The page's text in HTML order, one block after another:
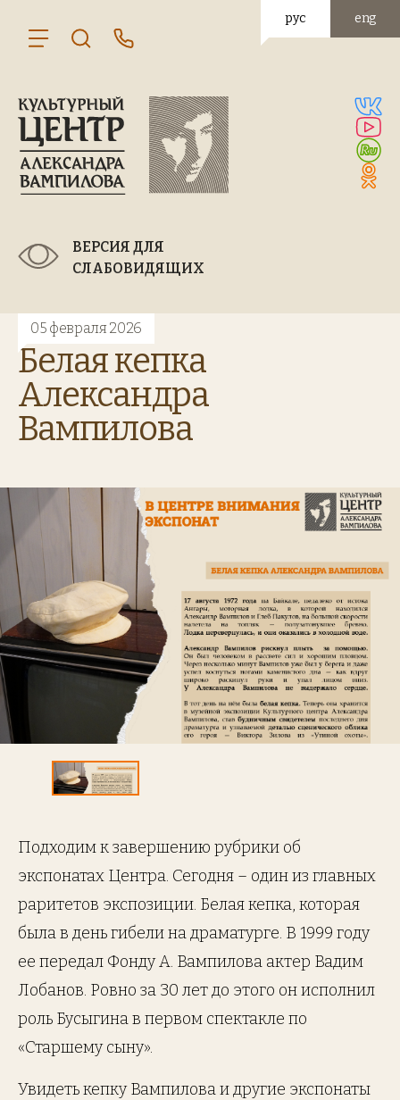
рус eng
ВЕРСИЯ ДЛЯ
СЛАБОВИДЯЩИХ
05 февраля 2026
Белая кепка
Александра
Вампилова
Подходим к завершению рубрики об
экспонатах Центра. Сегодня – один из главных
раритетов экспозиции. Белая кепка, которая
была в день гибели на драматурге. В 1999 году
ее передал Фонду А. Вампилова актер Вадим
Лобанов. Ровно за 30 лет до этого он исполнил
роль Бусыгина в первом спектакле по
«Старшему сыну».
Увидеть кепку Вампилова и другие экспонаты